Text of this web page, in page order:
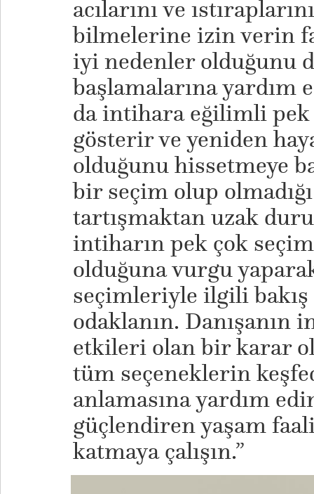
acılarını ve
bilmelerine izin verin
iyi nedenler olduğunu
başlamalarına yardım
da intihara eğilimli pek
gösterir ve yeniden
olduğunu hissetmeye
bir seçim olup
tartışmaktan uzak
intiharın pek çok
olduğuna vurgu
seçimleriyle ilgili bakış
odaklanın. Danışanın
etkileri olan bir karar
tüm seçeneklerin
anlamasına yardım
güçlendiren yaşam
katmaya çalışın.”